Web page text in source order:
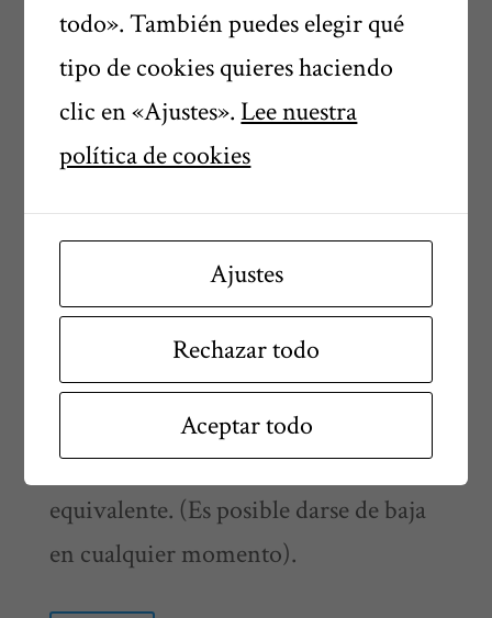
He leído y acepto elAviso Legal
y laPolítica de Privacidad.
Declaro, bajo mi propia
responsabilidad, ser mayor de 18 años
y respondo de manera exclusiva de la
veracidad de dicha declaración.
Acepto recibir la información
que la entidad considere oportuno
enviarme por correo electrónico o
medio de comunicación electrónica
equivalente. (Es posible darse de baja
en cualquier momento).
todo». También puedes elegir qué
tipo de cookies quieres haciendo
clic en «Ajustes». Lee nuestra
política de cookies
Ajustes
Rechazar todo
Aceptar todo